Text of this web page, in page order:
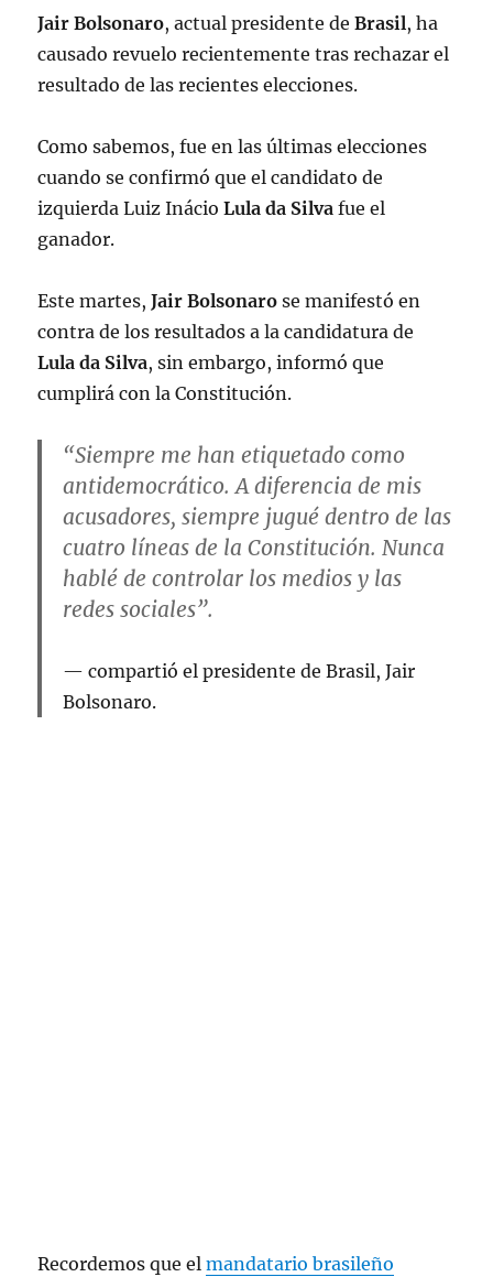
Jair Bolsonaro, actual presidente deBrasil, ha
causado revuelo recientemente tras rechazar el
resultado de las recientes elecciones.
Como sabemos, fue en las últimas elecciones
cuando se confirmó que el candidato de
izquierda Luiz InácioLula da Silva fue el
ganador.
Este martes,Jair Bolsonaro se manifestó en
contra de los resultados a la candidatura de
Lula da Silva, sin embargo, informó que
cumplirá con la Constitución.
“Siempre me han etiquetado como
antidemocrático. A diferencia de mis
acusadores, siempre jugué dentro de las
cuatro líneas de la Constitución. Nunca
hablé de controlar los medios y las
redes sociales”.
compartió el presidente de Brasil,Jair
Bolsonaro.
Recordemos que elmandatario brasileño